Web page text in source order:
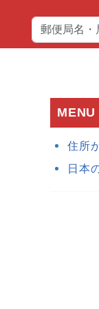
MENU
住所
日本